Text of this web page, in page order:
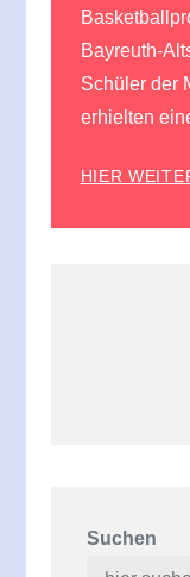
Bayreuth-
Schüler der
erhielten
HIER
Suchen